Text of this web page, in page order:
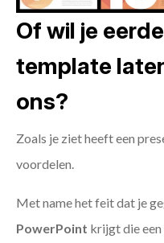
Of wil je
template
ons?
Zoals je ziet heeft een
voordelen.
Met name het feit dat je
PowerPoint krijgt die